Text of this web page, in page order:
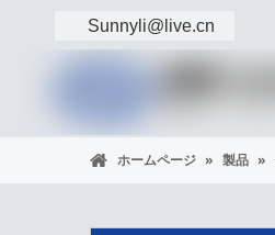
Sunnyli@live.cn
ホームページ » 製品 »